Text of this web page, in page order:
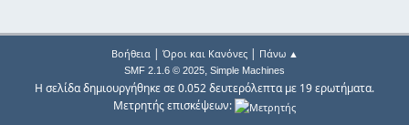
Βοήθεια| Όροι και Κανόνες| Πάνω ▲
SMF 2.1.6 © 2025, Simple Machines
Η σελίδα δημιουργήθηκε σε 0.052 δευτερόλεπτα με 19 ερωτήματα.
Μετρητής επισκέψεων: